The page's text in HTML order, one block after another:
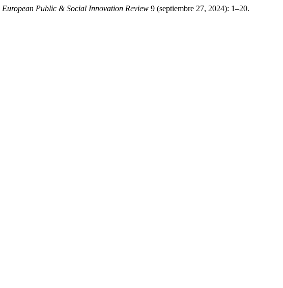
European Public & Social Innovation Review 9 (septiembre 27, 2024): 1–20.